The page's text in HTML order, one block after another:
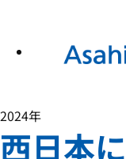
2024年
西日本